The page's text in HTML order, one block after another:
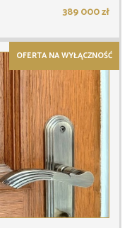
389 000 zł
OFERTA NA WYŁĄCZNOŚĆ